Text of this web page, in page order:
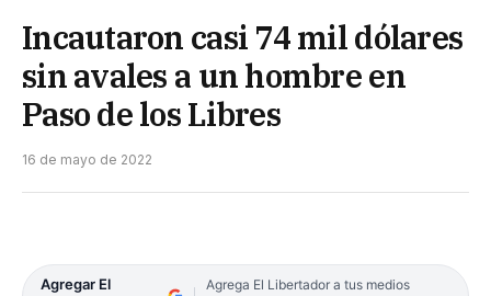
Incautaron casi 74 mil dólares
sin avales a un hombre en
Paso de los Libres
16 de mayo de 2022
Agregar El
Agrega El Libertador a tus medios